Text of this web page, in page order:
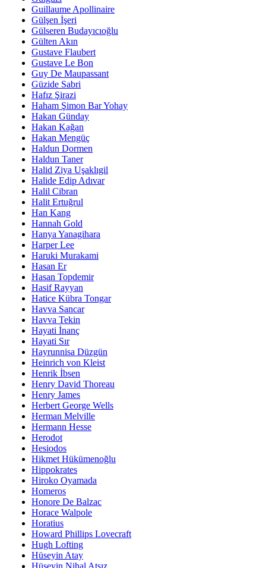
Guillaume Apollinaire
Gülşen İşeri
Gülseren Budayıcıoğlu
Gülten Akın
Gustave Flaubert
Gustave Le Bon
Guy De Maupassant
Güzide Sabri
Hafız Şirazi
Haham Şimon Bar Yohay
Hakan Günday
Hakan Kağan
Hakan Mengüç
Haldun Dormen
Haldun Taner
Halid Ziya Uşaklıgil
Halide Edip Adıvar
Halil Cibran
Halit Ertuğrul
Han Kang
Hannah Gold
Hanya Yanagihara
Harper Lee
Haruki Murakami
Hasan Er
Hasan Topdemir
Hasif Rayyan
Hatice Kübra Tongar
Havva Sancar
Havva Tekin
Hayati İnanç
Hayati Sır
Hayrunnisa Düzgün
Heinrich von Kleist
Henrik İbsen
Henry David Thoreau
Henry James
Herbert George Wells
Herman Melville
Hermann Hesse
Herodot
Hesiodos
Hikmet Hükümenoğlu
Hippokrates
Hiroko Oyamada
Homeros
Honore De Balzac
Horace Walpole
Horatius
Howard Phillips Lovecraft
Hugh Lofting
Hüseyin Atay